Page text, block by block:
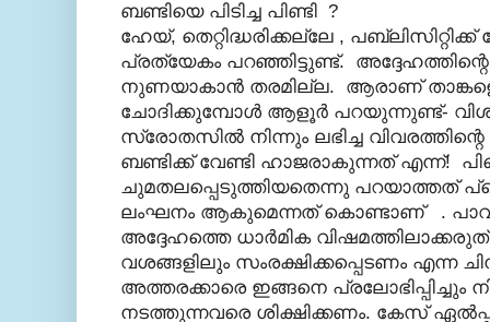
ബണ്ടിയെ പിടിച്ച പിണ്ടി ?
ഹേയ്, തെറ്റിദ്ധരിക്കല്ലേ ,
പ്രത്യേകം പറഞ്ഞിട്ടുണ്ട്.
നുണയാകാന്‍ തരമില്ല. ആരാണ് താങ്കളെ
ചോദിക്കുമ്പോള്‍ ആളൂര്‍ പറയുന്നുണ്ട്-
സ്രോതസില്‍ നിന്നും ലഭിച്ച
ബണ്ടിക്ക് വേണ്ടി ഹാജരാകുന്നത് എന്ന്!
ചുമതലപ്പെടുത്തിയതെന്നു പറയാത്തത്
ലംഘനം ആകുമെന്നത് കൊണ്ടാണ് .
അദ്ദേഹത്തെ ധാര്‍മിക
വശങ്ങളിലും സംരക്ഷിക്കപ്പെടണം
അത്തരക്കാരെ ഇങ്ങനെ പ്രലോഭിപ്പിച്ചും
നടത്തുന്നവരെ ശിക്ഷിക്കണം. കേസ്‌